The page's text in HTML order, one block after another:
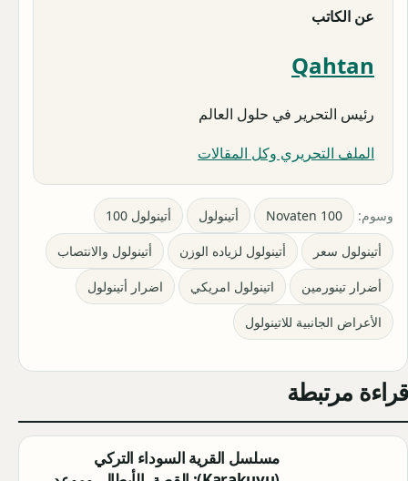
عن الكاتب
Qahtan
رئيس التحرير في حلول العالم
الملف التحريري وكل المقالات
وسوم: Novaten 100 أتينولول أتينولول 100
أتينولول سعر أتينولول لزياده الوزن أتينولول والانتصاب
أضرار تينورمين اتينولول امريكي اضرار أتينولول
الأعراض الجانبية للاتينولول
قراءة مرتبطة
مسلسل القرية السوداء التركي